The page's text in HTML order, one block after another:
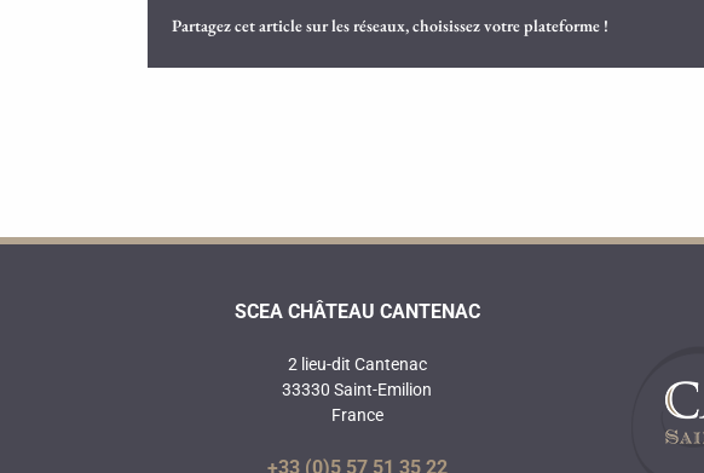
Partagez cet article sur les réseaux, choisissez votre plateforme !
SCEA CHÂTEAU CANTENAC
2 lieu-dit Cantenac
33330 Saint-Emilion
France
+33 (0)5 57 51 35 22